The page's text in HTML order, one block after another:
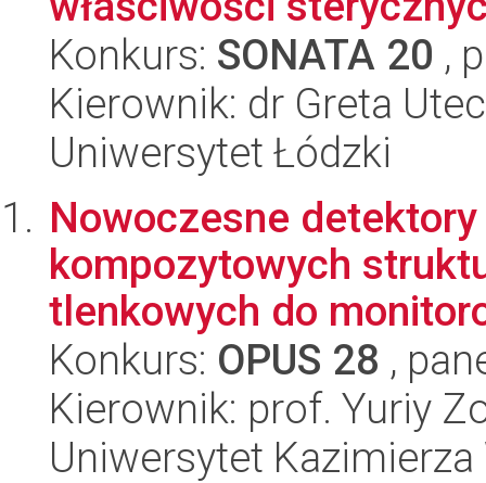
Konkurs: SONATA 20 ,
Kierownik: dr Greta
Uniwersytet Łódzki
Nowoczesne
kompozytowych
tlenkowych do
Konkurs: OPUS 28 ,
Kierownik: prof. Yuriy
Uniwersytet